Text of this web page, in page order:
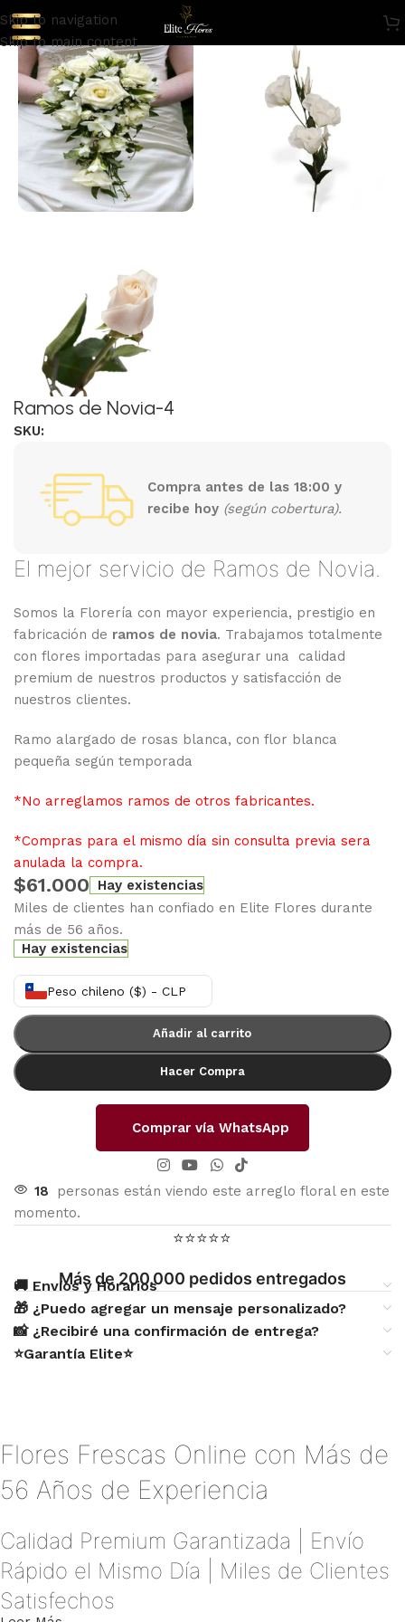
Skip to navigation
Skip to main content
Ramos de Novia-4
SKU:
Compra antes de las 18:00 y
recibe hoy (según cobertura).
El mejor servicio de Ramos de Novia.
Somos la Florería con mayor experiencia, prestigio en
fabricación de ramos de novia. Trabajamos totalmente
con flores importadas para asegurar una calidad
premium de nuestros productos y satisfacción de
nuestros clientes.
Ramo alargado de rosas blanca, con flor blanca
pequeña según temporada
*No arreglamos ramos de otros fabricantes.
*Compras para el mismo día sin consulta previa sera
anulada la compra.
$61.000
Hay existencias
Miles de clientes han confiado en Elite Flores durante
más de 56 años.
Hay existencias
Peso chileno ($) - CLP
Añadir al carrito
Hacer Compra
Comprar vía WhatsApp
18
personas están viendo este arreglo floral en este
momento.
⭐⭐⭐⭐⭐
Más de 200.000 pedidos entregados
🚚 Envíos y Horarios
🎁 ¿Puedo agregar un mensaje personalizado?
📸 ¿Recibiré una confirmación de entrega?
⭐Garantía Elite⭐
Flores Frescas Online con Más de
56 Años de Experiencia
Calidad Premium Garantizada | Envío
Rápido el Mismo Día | Miles de Clientes
Satisfechos